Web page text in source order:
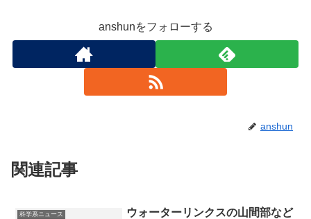
anshunをフォローする
anshun
関連記事
科学系ニュース
ウォーターリンクスの山間部など